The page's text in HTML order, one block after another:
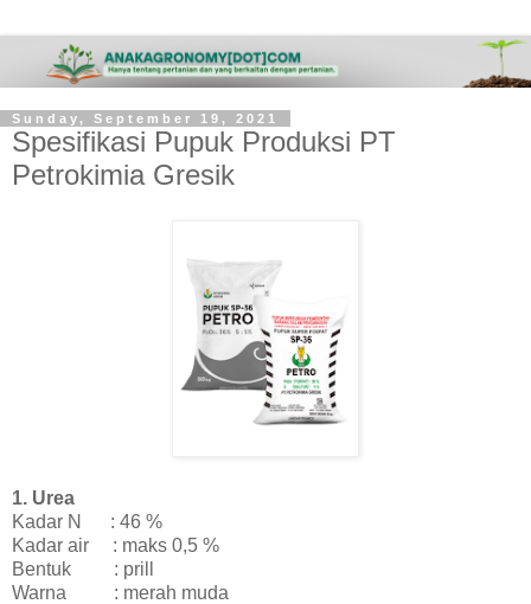
Sunday, September 19, 2021
Spesifikasi Pupuk Produksi PT
Petrokimia Gresik
1. Urea
Kadar N
: 46 %
Kadar air
: maks 0,5 %
Bentuk
: prill
Warna
: merah muda